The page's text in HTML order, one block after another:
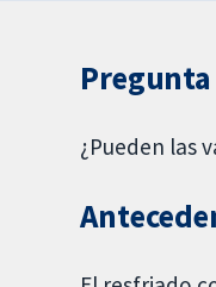
¿Pueden las